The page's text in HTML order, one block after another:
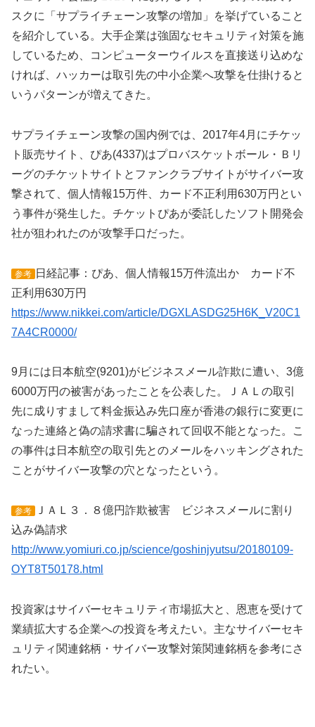
スクに「サプライチェーン攻撃の増加」を挙げていること
を紹介している。大手企業は強固なセキュリティ対策を施
しているため、コンピューターウイルスを直接送り込めな
ければ、ハッカーは取引先の中小企業へ攻撃を仕掛けると
いうパターンが増えてきた。
サプライチェーン攻撃の国内例では、2017年4月にチケッ
ト販売サイト、ぴあ(4337)はプロバスケットボール・Ｂリ
ーグのチケットサイトとファンクラブサイトがサイバー攻
撃されて、個人情報15万件、カード不正利用630万円とい
う事件が発生した。チケットぴあが委託したソフト開発会
社が狙われたのが攻撃手口だった。
参考 日経記事：ぴあ、個人情報15万件流出か カード不
正利用630万円
https://www.nikkei.com/article/DGXLASDG25H6K_V20C1
7A4CR0000/
9月には日本航空(9201)がビジネスメール詐欺に遭い、3億
6000万円の被害があったことを公表した。ＪＡＬの取引
先に成りすまして料金振込み先口座が香港の銀行に変更に
なった連絡と偽の請求書に騙されて回収不能となった。こ
の事件は日本航空の取引先とのメールをハッキングされた
ことがサイバー攻撃の穴となったという。
参考
ＪＡＬ３．８億円詐欺被害 ビジネスメールに割り
込み偽請求
http://www.yomiuri.co.jp/science/goshinjyutsu/20180109-
OYT8T50178.html
投資家はサイバーセキュリティ市場拡大と、恩恵を受けて
業績拡大する企業への投資を考えたい。主なサイバーセキ
ュリティ関連銘柄・サイバー攻撃対策関連銘柄を参考にさ
れたい。